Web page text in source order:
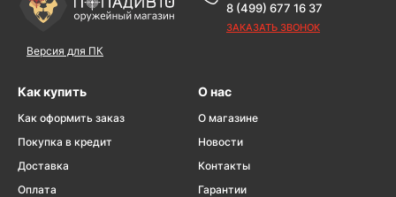
Версия для ПК
8 (499) 677 16 37
ЗАКАЗАТЬ ЗВОНОК
Как купить
Как оформить заказ
Покупка в кредит
Доставка
Оплата
О нас
О магазине
Новости
Контакты
Гарантии